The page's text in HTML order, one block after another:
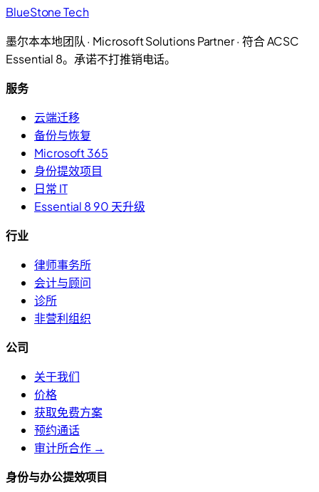
BlueStone Tech
墨尔本本地团队 · Microsoft Solutions Partner · 符合 ACSC
Essential 8。承诺不打推销电话。
服务
云端迁移
备份与恢复
Microsoft 365
身份提效项目
日常 IT
Essential 8 90 天升级
行业
律师事务所
会计与顾问
诊所
非营利组织
公司
关于我们
价格
获取免费方案
预约通话
审计所合作 →
身份与办公提效项目